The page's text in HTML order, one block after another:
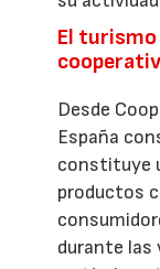
El turismo
Desde
España
constituye
productos
durante las